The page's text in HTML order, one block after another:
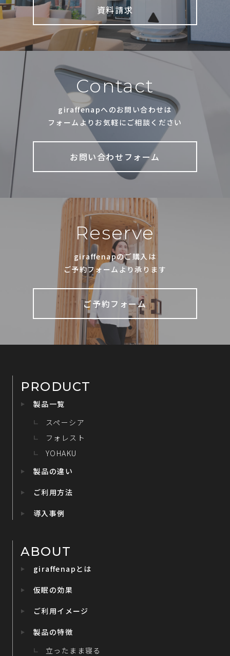
資料請求
Contact
giraffenapへのお問い合わせは
フォームよりお気軽にご相談ください
お問い合わせフォーム
Reserve
giraffenapのご購入は
ご予約フォームより承ります
ご予約フォーム
PRODUCT
製品一覧
スペーシア
フォレスト
YOHAKU
製品の違い
ご利用方法
導入事例
ABOUT
giraffenapとは
仮眠の効果
ご利用イメージ
製品の特徴
立ったまま寝る